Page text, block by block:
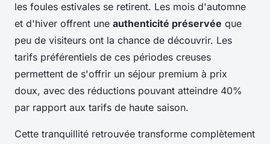
les foules estivales se retirent. Les mois d'automne
et d'hiver offrent une authenticité préservée que
peu de visiteurs ont la chance de découvrir. Les
tarifs préférentiels de ces périodes creuses
permettent de s'offrir un séjour premium à prix
doux, avec des réductions pouvant atteindre 40%
par rapport aux tarifs de haute saison.
Cette tranquillité retrouvée transforme complètement